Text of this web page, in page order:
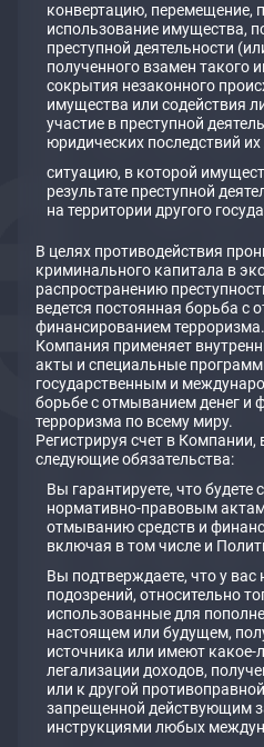
конвертацию, перемещение,
использование имущества,
преступной деятельности
полученного взамен такого
сокрытия незаконного
имущества или содействия
участие в преступной
юридических последствий их
ситуацию, в которой
результате преступной
на территории другого
В целях противодействия
криминального капитала в
распространению
ведется постоянная борьба с
финансированием терроризма.
Компания применяет
акты и специальные
государственным и
борьбе с отмыванием денег и
терроризма по всему миру.
Регистрируя счет в Компании,
следующие обязательства:
Вы гарантируете, что
нормативно-правовым
отмыванию средств и
включая в том числе и
Вы подтверждаете, что у
подозрений, относительно
использованные для
настоящем или будущем,
источника или имеют какое-
легализации доходов,
или к другой
запрещенной действующим
инструкциями любых